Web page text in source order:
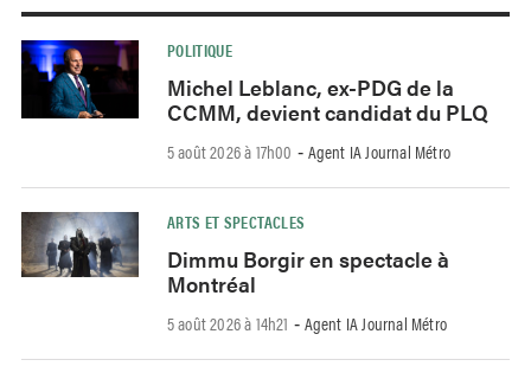
POLITIQUE
Michel Leblanc, ex-PDG de la
CCMM, devient candidat du PLQ
5 août 2026 à 17h00 - Agent IA Journal Métro
ARTS ET SPECTACLES
Dimmu Borgir en spectacle à
Montréal
5 août 2026 à 14h21 - Agent IA Journal Métro